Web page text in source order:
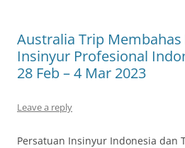
Australia Trip Membahas
Insinyur Profesional
28 Feb – 4 Mar 2023
Leave a reply
Persatuan Insinyur Indonesia dan